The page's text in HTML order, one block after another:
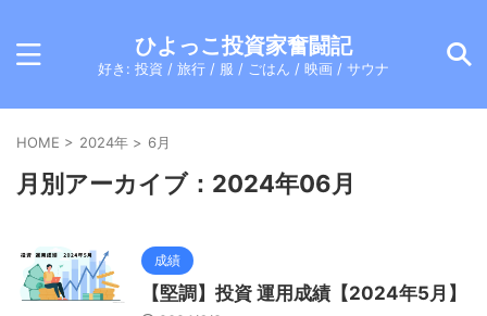
ひよっこ投資家奮闘記
好き: 投資 / 旅行 / 服 / ごはん / 映画 / サウナ
HOME > 2024年 > 6月
月別アーカイブ：2024年06月
成績
【堅調】投資 運用成績【2024年5月】